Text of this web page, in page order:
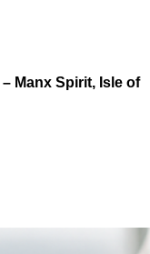
Manx Spirit, Isle of